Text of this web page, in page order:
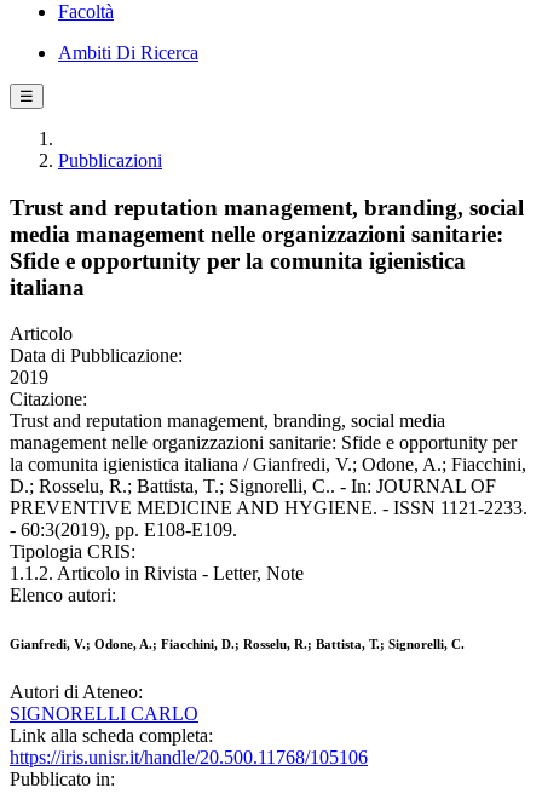
Facoltà
Ambiti Di Ricerca
☰
Pubblicazioni
Trust and reputation management, branding, social
media management nelle organizzazioni sanitarie:
Sfide e opportunity per la comunita igienistica
italiana
Articolo
Data di Pubblicazione:
2019
Citazione:
Trust and reputation management, branding, social media
management nelle organizzazioni sanitarie: Sfide e opportunity per
la comunita igienistica italiana / Gianfredi, V.; Odone, A.; Fiacchini,
D.; Rosselu, R.; Battista, T.; Signorelli, C.. - In: JOURNAL OF
PREVENTIVE MEDICINE AND HYGIENE. - ISSN 1121-2233.
- 60:3(2019), pp. E108-E109.
Tipologia CRIS:
1.1.2. Articolo in Rivista - Letter, Note
Elenco autori:
Gianfredi, V.; Odone, A.; Fiacchini, D.; Rosselu, R.; Battista, T.; Signorelli, C.
Autori di Ateneo:
SIGNORELLI CARLO
Link alla scheda completa:
https://iris.unisr.it/handle/20.500.11768/105106
Pubblicato in: